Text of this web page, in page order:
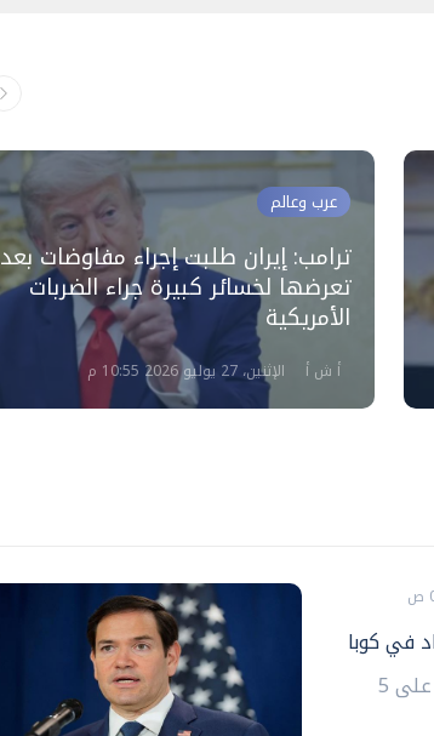
عرب وعالم
ترامب: إيران طلبت إجراء مفاوضات بعد
تعرضها لخسائر كبيرة جراء الضربات
الأمريكية
أ ش أ الإثنين، 27 يوليو 2026 10:55 م
أعلنت الولايات المتحدة فرض عقوبات جديدة على 5